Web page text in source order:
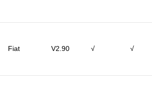
Fiat V2.90 √ √